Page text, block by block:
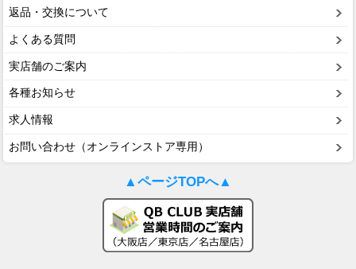
返品・交換について
よくある質問
実店舗のご案内
各種お知らせ
求人情報
お問い合わせ（オンラインストア専用）
▲ページTOPへ▲